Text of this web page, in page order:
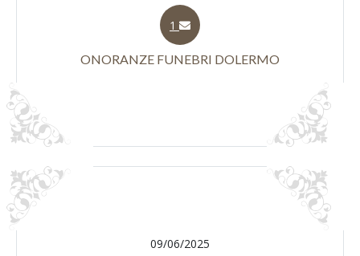
1
ONORANZE FUNEBRI DOLERMO
09/06/2025